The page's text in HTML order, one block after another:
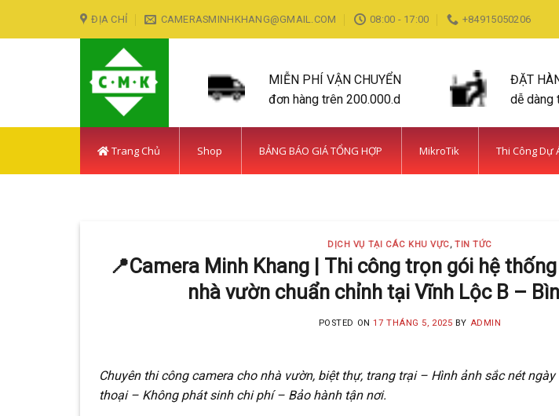
ĐỊA CHỈ CAMERASMINHKHANG@GMAIL.COM 08:00 - 17:00 +84915050206
MIỄN PHÍ VẬN CHUYỂN
đơn hàng trên 200.000.d
ĐẶT
dễ dàng
Trang Chủ Shop BẢNG BÁO GIÁ TỔNG HỢP MikroTik Thi Công Dự
DỊCH VỤ TẠI CÁC
LẮP ĐẶT CAMERA HUYỆN BÌNH CHÁNH
Với hơn 5 năm kinh nghiệm, Camera Minh
CONTINUE
DỊCH VỤ TẠI CÁC KHU VỰC,TIN TỨC
📍Camera Minh Khang | Thi công trọn gói hệ
nhà vườn chuẩn chỉnh tại Vĩnh Lộc B –
POSTED ON17 THÁNG 5, 2025 BY ADMIN
Chuyên thi công camera cho nhà vườn, biệt thự, trang trại – Hình ảnh sắc nét
thoại – Không phát sinh chi phí – Bảo hành tận nơi.